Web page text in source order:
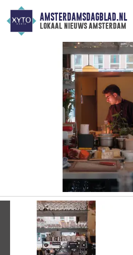
AMSTERDAMSDAGBLAD.NL
lokaal nieuws amsterdam